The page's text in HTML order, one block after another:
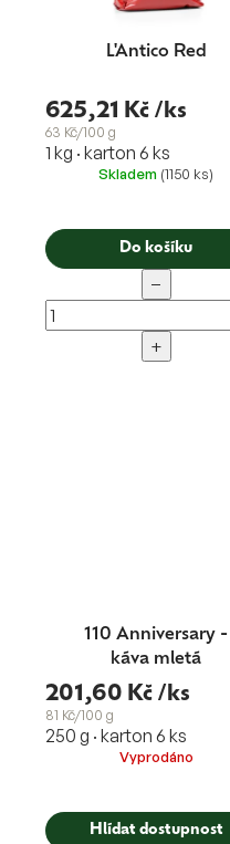
L'Antico Red
625,21 Kč /ks
63 Kč/100 g
1 kg · karton 6 ks
Skladem (1150 ks)
Do košíku
−
+
110 Anniversary -
káva mletá
201,60 Kč /ks
81 Kč/100 g
250 g · karton 6 ks
Vyprodáno
Hlídat dostupnost